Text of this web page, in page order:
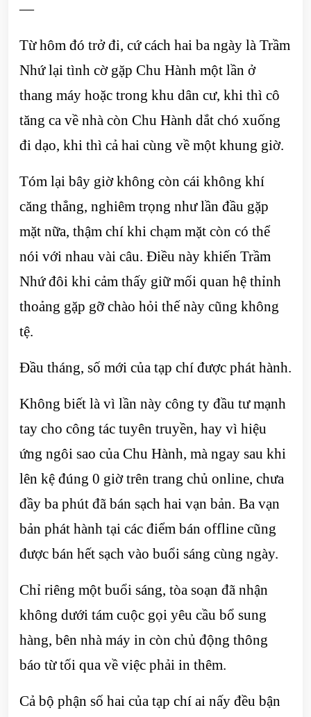
—
Từ hôm đó trở đi, cứ cách hai ba ngày là Trầm
Nhứ lại tình cờ gặp Chu Hành một lần ở
thang máy hoặc trong khu dân cư, khi thì cô
tăng ca về nhà còn Chu Hành dắt chó xuống
đi dạo, khi thì cả hai cùng về một khung giờ.
Tóm lại bây giờ không còn cái không khí
căng thẳng, nghiêm trọng như lần đầu gặp
mặt nữa, thậm chí khi chạm mặt còn có thể
nói với nhau vài câu. Điều này khiến Trầm
Nhứ đôi khi cảm thấy giữ mối quan hệ thỉnh
thoảng gặp gỡ chào hỏi thế này cũng không
tệ.
Đầu tháng, số mới của tạp chí được phát hành.
Không biết là vì lần này công ty đầu tư mạnh
tay cho công tác tuyên truyền, hay vì hiệu
ứng ngôi sao của Chu Hành, mà ngay sau khi
lên kệ đúng 0 giờ trên trang chủ online, chưa
đầy ba phút đã bán sạch hai vạn bản. Ba vạn
bản phát hành tại các điểm bán offline cũng
được bán hết sạch vào buổi sáng cùng ngày.
Chỉ riêng một buổi sáng, tòa soạn đã nhận
không dưới tám cuộc gọi yêu cầu bổ sung
hàng, bên nhà máy in còn chủ động thông
báo từ tối qua về việc phải in thêm.
Cả bộ phận số hai của tạp chí ai nấy đều bận